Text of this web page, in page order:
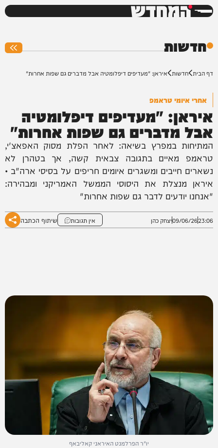
המחדש
חדשות
דף הבית חדשות איראן: "מעדיפים דיפלומטיה אבל מדברים גם שפות אחרות"
אחרי איומי טראמפ
איראן: "מעדיפים דיפלומטיה
אבל מדברים גם שפות אחרות"
המתיחות במפרץ בשיאה: לאחר הפלת מסוק האפאצ'י,
טראמפ מאיים בתגובה צבאית קשה, אך בטהרן לא
נשארים חייבים ומשגרים איומים חריפים על בסיסי ארה"ב •
איראן מנצלת את היסוסי הממשל האמריקני ומבהירה:
"אנחנו יודעים לדבר גם שפות אחרות"
23:06
09/06/26יצחק כהן אין תגובות שיתוף הכתבה
יו"ר הפרלמנט האיראני קאליבאף